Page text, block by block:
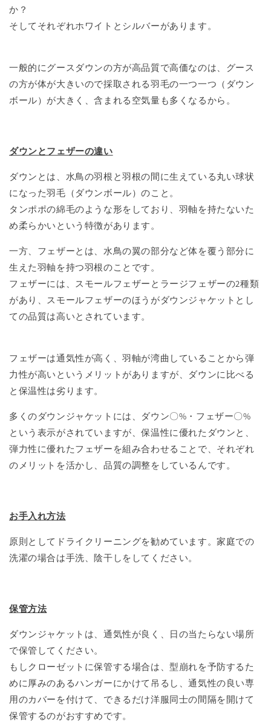
か？
そしてそれぞれホワイトとシルバーがあります。
一般的にグースダウンの方が高品質で高価なのは、グース
の方が体が大きいので採取される羽毛の一つ一つ（ダウン
ボール）が大きく、含まれる空気量も多くなるから。
ダウンとフェザーの違い
ダウンとは、水鳥の羽根と羽根の間に生えている丸い球状
になった羽毛（ダウンボール）のこと。
タンポポの綿毛のような形をしており、羽軸を持たないた
め柔らかいという特徴があります。
一方、フェザーとは、水鳥の翼の部分など体を覆う部分に
生えた羽軸を持つ羽根のことです。
フェザーには、スモールフェザーとラージフェザーの2種類
があり、スモールフェザーのほうがダウンジャケットとし
ての品質は高いとされています。
フェザーは通気性が高く、羽軸が湾曲していることから弾
力性が高いというメリットがありますが、ダウンに比べる
と保温性は劣ります。
多くのダウンジャケットには、ダウン〇%・フェザー〇%
という表示がされていますが、保温性に優れたダウンと、
弾力性に優れたフェザーを組み合わせることで、それぞれ
のメリットを活かし、品質の調整をしているんです。
お手入れ方法
原則としてドライクリーニングを勧めています。家庭での
洗濯の場合は手洗、陰干しをしてください。
保管方法
ダウンジャケットは、通気性が良く、日の当たらない場所
で保管してください。
もしクローゼットに保管する場合は、型崩れを予防するた
めに厚みのあるハンガーにかけて吊るし、通気性の良い専
用のカバーを付けて、できるだけ洋服同士の間隔を開けて
保管するのがおすすめです。